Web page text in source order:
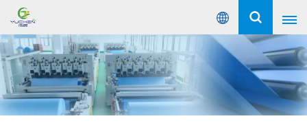
Español
English
Русский